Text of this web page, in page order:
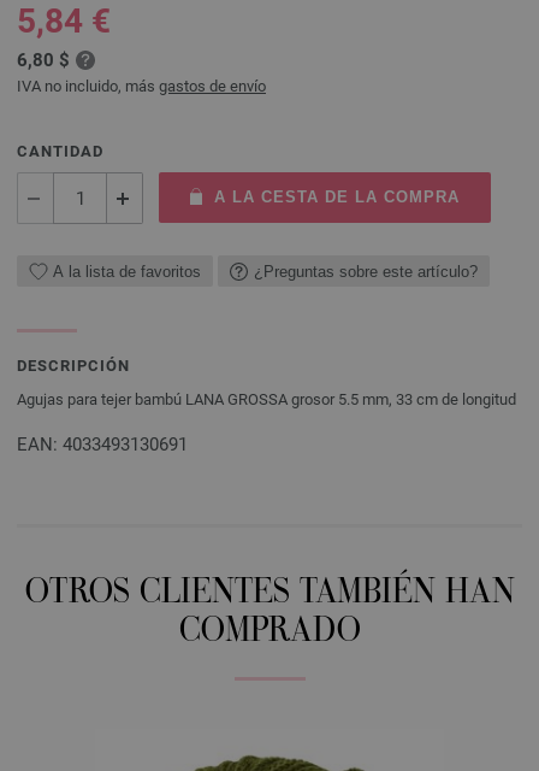
5,84 €
6,80 $
IVA no incluido, más gastos de envío
CANTIDAD
A LA CESTA DE LA COMPRA
A la lista de favoritos ¿Preguntas sobre este artículo?
DESCRIPCIÓN
Agujas para tejer bambú LANA GROSSA grosor 5.5 mm, 33 cm de longitud
EAN: 4033493130691
OTROS CLIENTES TAMBIÉN HAN
COMPRADO